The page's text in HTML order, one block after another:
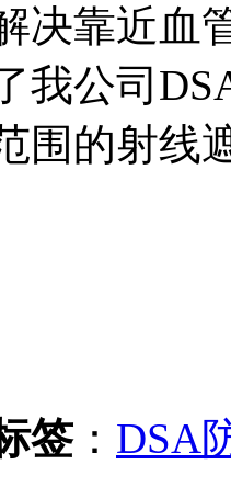
决靠近血
我公司
围的射线
签： DSA